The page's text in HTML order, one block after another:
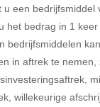
u een bedrijfsmiddel
het bedrag in 1
bedrijfsmiddelen
in aftrek te nemen,
willekeurige